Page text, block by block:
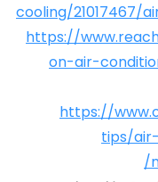
cooling/21017467/
https://
on-air-
https://
tips/